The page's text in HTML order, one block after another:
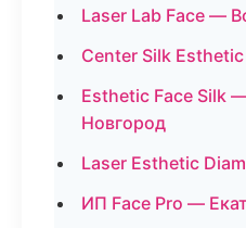
Laser Lab Face —
Center Silk
Esthetic Face Silk
Новгород
Laser Esthetic
ИП Face Pro —